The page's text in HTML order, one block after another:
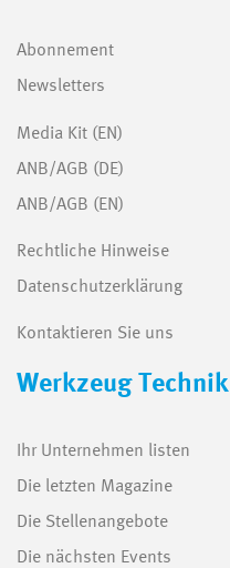
Abonnement
Newsletters
Media Kit (EN)
ANB/AGB (DE)
ANB/AGB (EN)
Rechtliche Hinweise
Datenschutzerklärung
Kontaktieren Sie uns
Werkzeug Technik
Ihr Unternehmen listen
Die letzten Magazine
Die Stellenangebote
Die nächsten Events